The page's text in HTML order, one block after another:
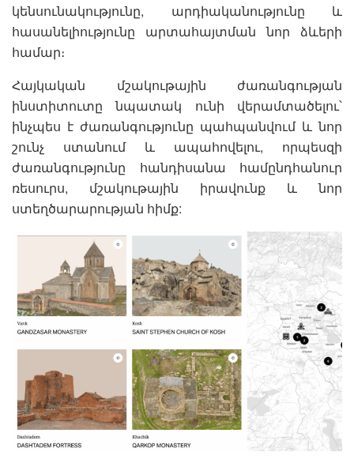
կենսունակությունը, արդիականությունը և
հասանելիությունը արտահայտման նոր ձևերի
համար։
Հայկական մշակութային ժառանգության
ինստիտուտը նպատակ ունի վերամտածելու՝
ինչպես է ժառանգությունը պահպանվում և նոր
շունչ ստանում և ապահովելու, որպեսզի
ժառանգությունը հանդիսանա համընդհանուր
ռեսուրս, մշակութային իրավունք և նոր
ստեղծարարության հիմք: